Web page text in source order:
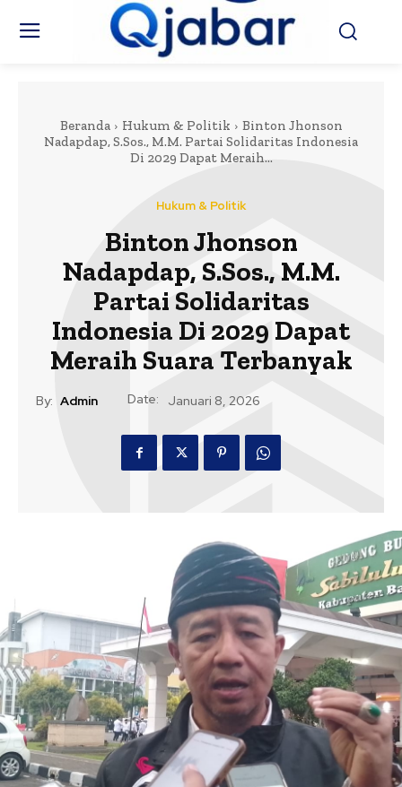
Beranda Hukum & Politik
Binton Jhonson
Nadapdap, S.Sos., M.M. Partai Solidaritas Indonesia
Di 2029 Dapat Meraih...
Hukum & Politik
Binton Jhonson
Nadapdap, S.Sos., M.M.
Partai Solidaritas
Indonesia Di 2029 Dapat
Meraih Suara Terbanyak
By: Admin Date: Januari 8, 2026